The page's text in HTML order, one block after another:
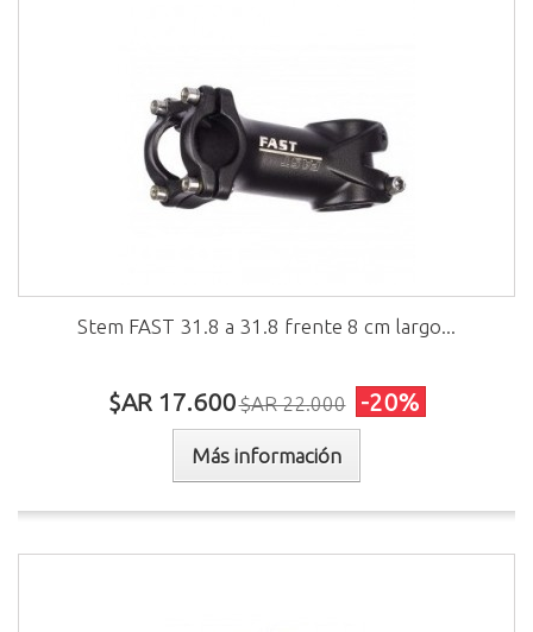
Stem FAST 31.8 a 31.8 frente 8 cm largo...
$AR 17.600$AR 22.000 -20%
Más información